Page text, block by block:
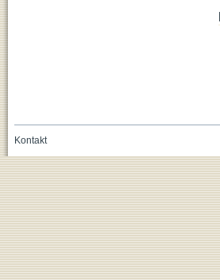
Kontakt